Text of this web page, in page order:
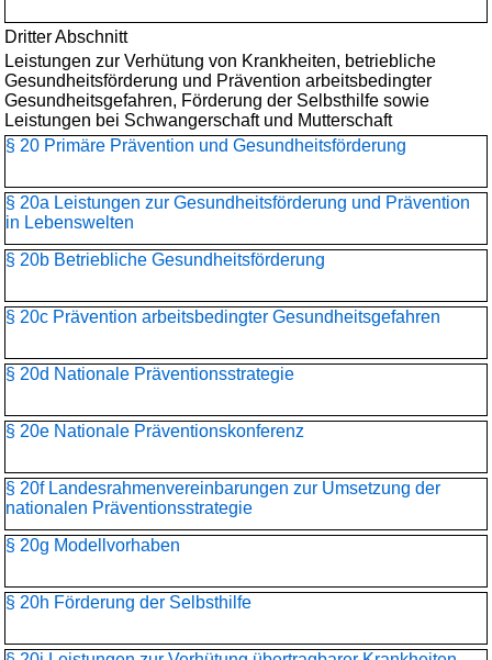
Dritter Abschnitt
Leistungen zur Verhütung von Krankheiten, betriebliche
Gesundheitsförderung und Prävention arbeitsbedingter
Gesundheitsgefahren, Förderung der Selbsthilfe sowie
Leistungen bei Schwangerschaft und Mutterschaft
§ 20 Primäre Prävention und Gesundheitsförderung
§ 20a Leistungen zur Gesundheitsförderung und Prävention
in Lebenswelten
§ 20b Betriebliche Gesundheitsförderung
§ 20c Prävention arbeitsbedingter Gesundheitsgefahren
§ 20d Nationale Präventionsstrategie
§ 20e Nationale Präventionskonferenz
§ 20f Landesrahmenvereinbarungen zur Umsetzung der
nationalen Präventionsstrategie
§ 20g Modellvorhaben
§ 20h Förderung der Selbsthilfe